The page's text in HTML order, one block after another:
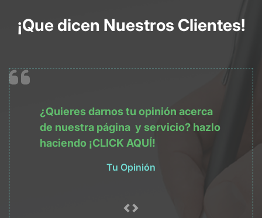
¡Que dicen Nuestros Clientes!
¿Quieres darnos tu opinión acerca
de nuestra página y servicio? hazlo
haciendo ¡CLICK AQUÍ!
Tu Opinión